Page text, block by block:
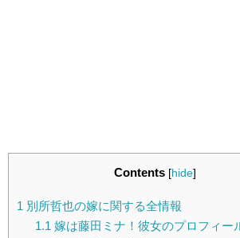
Contents [hide]
1 別所哲也の嫁に関する全情報
1.1 嫁は藤田ミナ！彼女のプロフィー